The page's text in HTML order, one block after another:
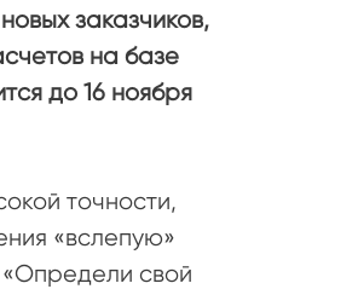
заказчиков,
на базе
до 16 ноября
точности,
«вслепую»
свой